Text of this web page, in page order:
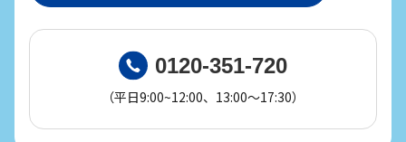
0120-351-720
（平日9:00~12:00、13:00～17:30）